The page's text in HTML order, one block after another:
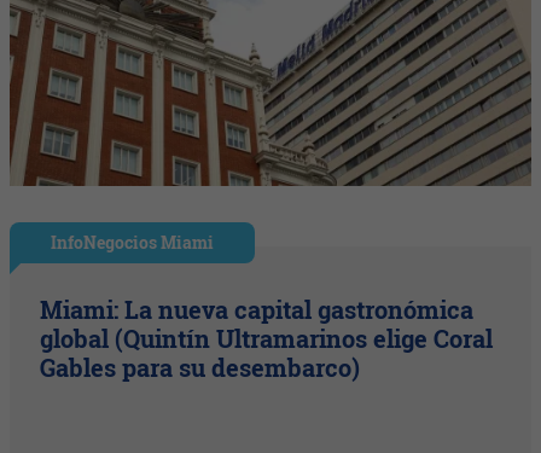
InfoNegocios Miami
Miami: La nueva capital gastronómica
global (Quintín Ultramarinos elige Coral
Gables para su desembarco)